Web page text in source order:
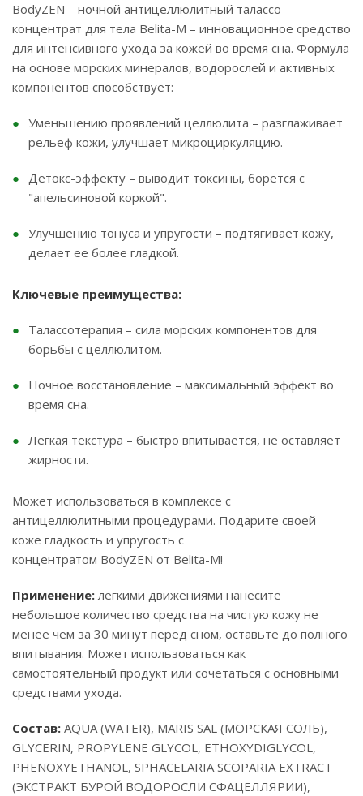
BodyZEN – ночной антицеллюлитный талассо-
концентрат для тела Belita-M – инновационное средство
для интенсивного ухода за кожей во время сна. Формула
на основе морских минералов, водорослей и активных
компонентов способствует:
Уменьшению проявлений целлюлита – разглаживает
рельеф кожи, улучшает микроциркуляцию.
Детокс-эффекту – выводит токсины, борется с
"апельсиновой коркой".
Улучшению тонуса и упругости – подтягивает кожу,
делает ее более гладкой.
Ключевые преимущества:
Талассотерапия – сила морских компонентов для
борьбы с целлюлитом.
Ночное восстановление – максимальный эффект во
время сна.
Легкая текстура – быстро впитывается, не оставляет
жирности.
Может использоваться в комплексе с
антицеллюлитными процедурами. Подарите своей
коже гладкость и упругость с
концентратом BodyZEN от Belita-M!
Применение:легкими движениями нанесите
небольшое количество средства на чистую кожу не
менее чем за 30 минут перед сном, оставьте до полного
впитывания. Может использоваться как
самостоятельный продукт или сочетаться с основными
средствами ухода.
Состав: AQUA (WATER), MARIS SAL (МОРСКАЯ СОЛЬ),
GLYCERIN, PROPYLENE GLYCOL, ETHOXYDIGLYCOL,
PHENOXYETHANOL, SPHACELARIA SCOPARIA EXTRACT
(ЭКСТРАКТ БУРОЙ ВОДОРОСЛИ СФАЦЕЛЛЯРИИ),